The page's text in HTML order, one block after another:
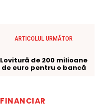
ARTICOLUL URMĂTOR
Lovitură de 200 milioane
de euro pentru o bancă